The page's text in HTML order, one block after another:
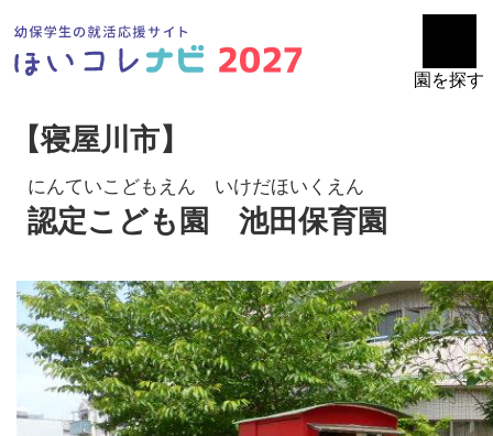
園を探す
【寝屋川市】
にんていこどもえん いけだほいくえん
認定こども園 池田保育園